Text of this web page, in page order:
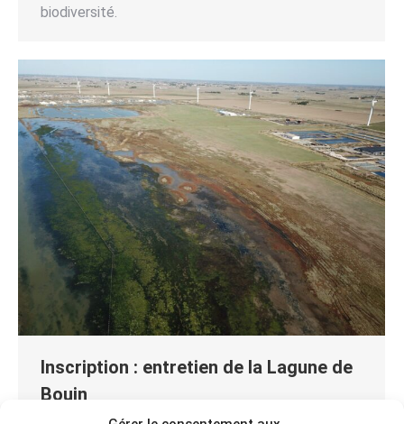
biodiversité.
Inscription : entretien de la Lagune de
Bouin